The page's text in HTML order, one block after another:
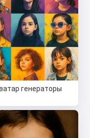
генераторы
👋
🌟